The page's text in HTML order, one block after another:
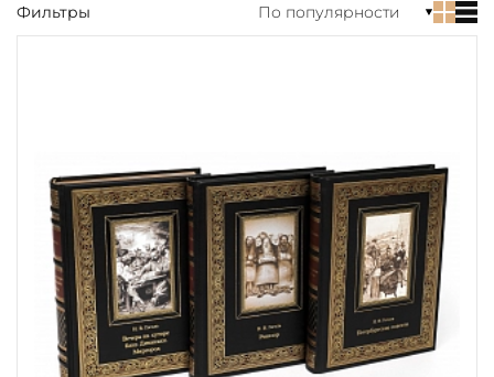
Тиснение
Повод
Религия
Переплёт
Фильтры По популярности